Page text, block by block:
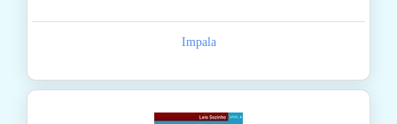
Impala